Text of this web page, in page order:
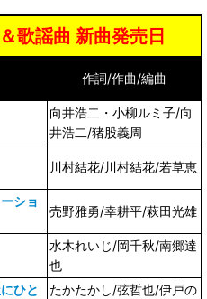
歌謡曲 新曲発売日
作詞/作曲/編曲
向井浩二・小柳ルミ子/向
井浩二/猪股義周
川村結花/川村結花/若草恵
ショ
売野雅勇/幸耕平/萩田光雄
水木れいじ/岡千秋/南郷達
也
ひと
たかたかし/弦哲也/伊戸の